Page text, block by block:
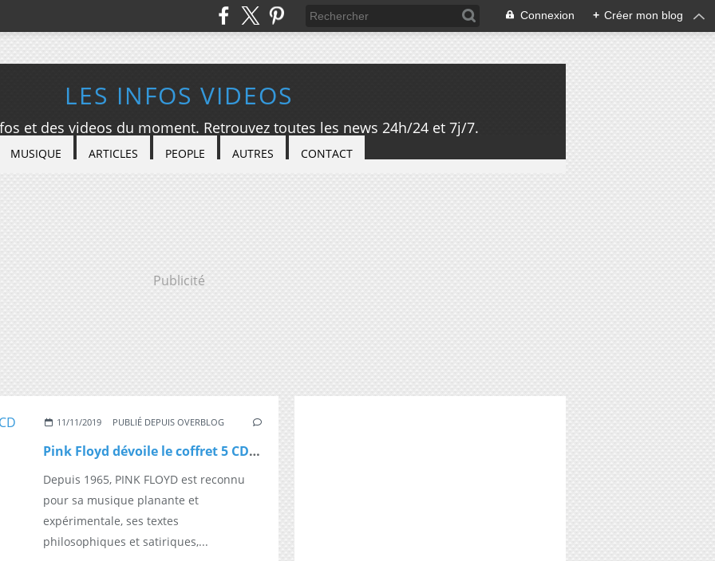
Connexion + Créer mon blog
LES INFOS VIDEOS
et des videos du moment. Retrouvez toutes les news 24h/24 et 7j/7.
MUSIQUE ARTICLES PEOPLE AUTRES CONTACT
Publicité
11/11/2019 PUBLIÉ DEPUIS OVERBLOG
Pink Floyd dévoile le coffret 5 CD "The Later Years"
Depuis 1965, PINK FLOYD est reconnu
pour sa musique planante et
expérimentale, ses textes
philosophiques et satiriques,...